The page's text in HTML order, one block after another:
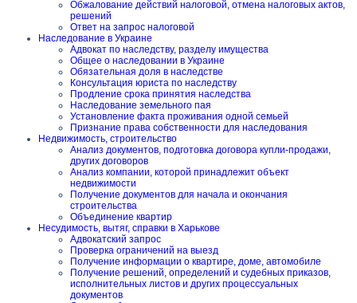
Обжалование действий налоговой, отмена налоговых актов,
решений
Ответ на запрос налоговой
Наследование в Украине
Адвокат по наследству, разделу имущества
Общее о наследовании в Украине
Обязательная доля в наследстве
Консультация юриста по наследству
Продление срока принятия наследства
Наследование земельного пая
Установление факта проживания одной семьей
Признание права собственности для наследования
Недвижимость, строительство
Анализ документов, подготовка договора купли-продажи,
других договоров
Анализ компании, которой принадлежит объект
недвижимости
Получение документов для начала и окончания
строительства
Объединение квартир
Несудимость, вытяг, справки в Харькове
Адвокатский запрос
Проверка ограничений на выезд
Получение информации о квартире, доме, автомобиле
Получение решений, определений и судебных приказов,
исполнительных листов и других процессуальных
документов